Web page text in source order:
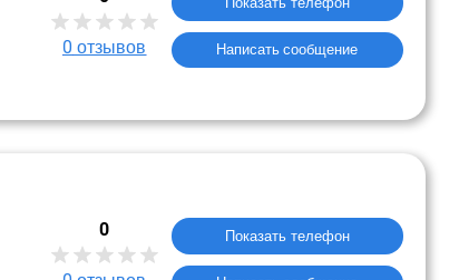
0 отзывов Написать сообщение
0 Показать телефон